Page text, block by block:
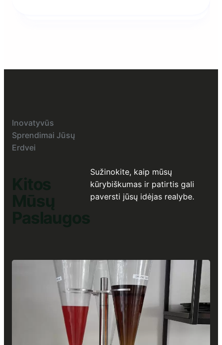
Inovatyvūs
Sprendimai Jūsų
Erdvei
Kitos
Mūsų
Paslaugos
Sužinokite, kaip mūsų
kūrybiškumas ir patirtis gali
paversti jūsų idėjas realybe.